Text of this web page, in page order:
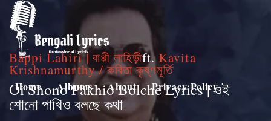
Home Albums About Privacy Policy
Bappi Lahiri | বাপ্পী লাহিড়ীft.Kavita
Krishnamurthy / কবিতা কৃষ্ণমূর্তি
Oi Shono Pakhio Bolche Lyrics | ওই
শোনো পাখিও বলছে কথা